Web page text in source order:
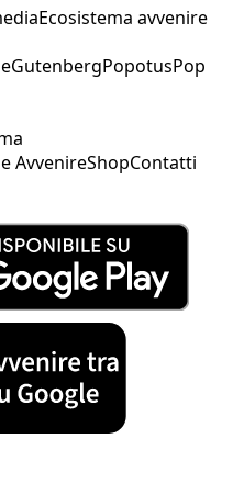
Ecosistema avvenire
GutenbergPopotusPop
AvvenireShopContatti